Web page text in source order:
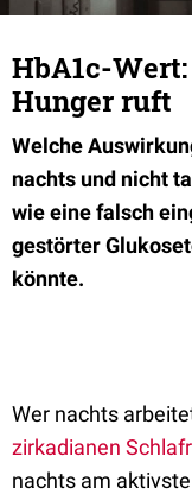
HbA1c-
Hunger ruft
Welche
nachts und nicht
wie eine falsch
gestörter
könnte.
Wer nachts
zirkadianen
nachts am